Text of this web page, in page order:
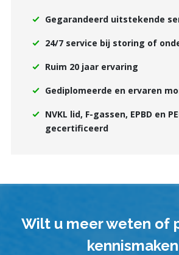
Gegarandeerd uitstekende
24/7 service bij storing of
Ruim 20 jaar ervaring
Gediplomeerde en ervaren
NVKL lid, F-gassen, EPBD en
gecertificeerd
Wilt u meer weten of